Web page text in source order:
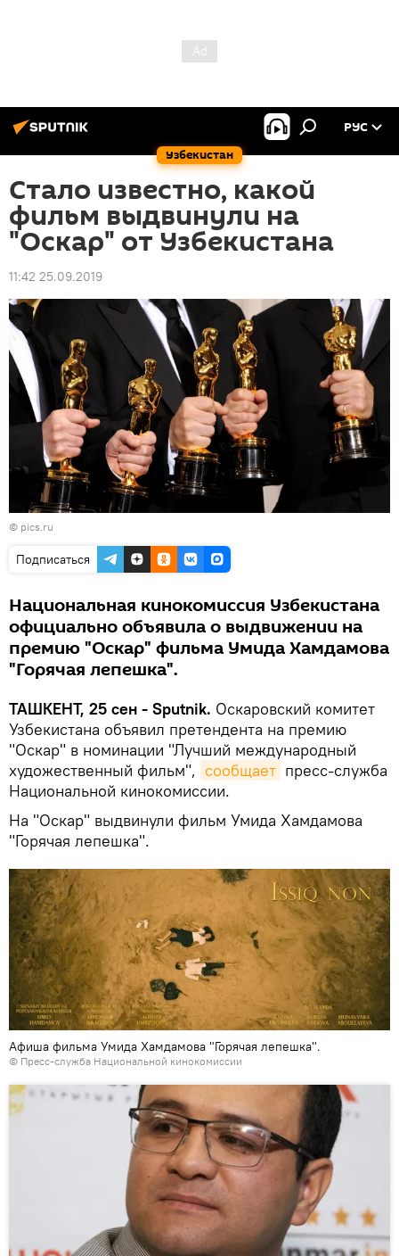
Узбекистан
РУС
Стало известно, какой
фильм выдвинули на
"Оскар" от Узбекистана
11:42 25.09.2019
© pics.ru
Подписаться
Национальная кинокомиссия Узбекистана
официально объявила о выдвижении на
премию "Оскар" фильма Умида Хамдамова
"Горячая лепешка".
ТАШКЕНТ, 25 сен - Sputnik. Оскаровский комитет
Узбекистана объявил претендента на премию
"Оскар" в номинации "Лучший международный
художественный фильм", сообщает пресс-служба
Национальной кинокомиссии.
На "Оскар" выдвинули фильм Умида Хамдамова
"Горячая лепешка".
Афиша фильма Умида Хамдамова "Горячая лепешка".
© Пресс-служба Национальной кинокомиссии